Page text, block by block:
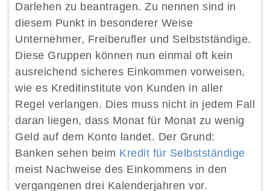
Darlehen zu beantragen. Zu nennen sind in
diesem Punkt in besonderer Weise
Unternehmer, Freiberufler und Selbstständige.
Diese Gruppen können nun einmal oft kein
ausreichend sicheres Einkommen vorweisen,
wie es Kreditinstitute von Kunden in aller
Regel verlangen. Dies muss nicht in jedem Fall
daran liegen, dass Monat für Monat zu wenig
Geld auf dem Konto landet. Der Grund:
Banken sehen beim Kredit für Selbstständige
meist Nachweise des Einkommens in den
vergangenen drei Kalenderjahren vor.